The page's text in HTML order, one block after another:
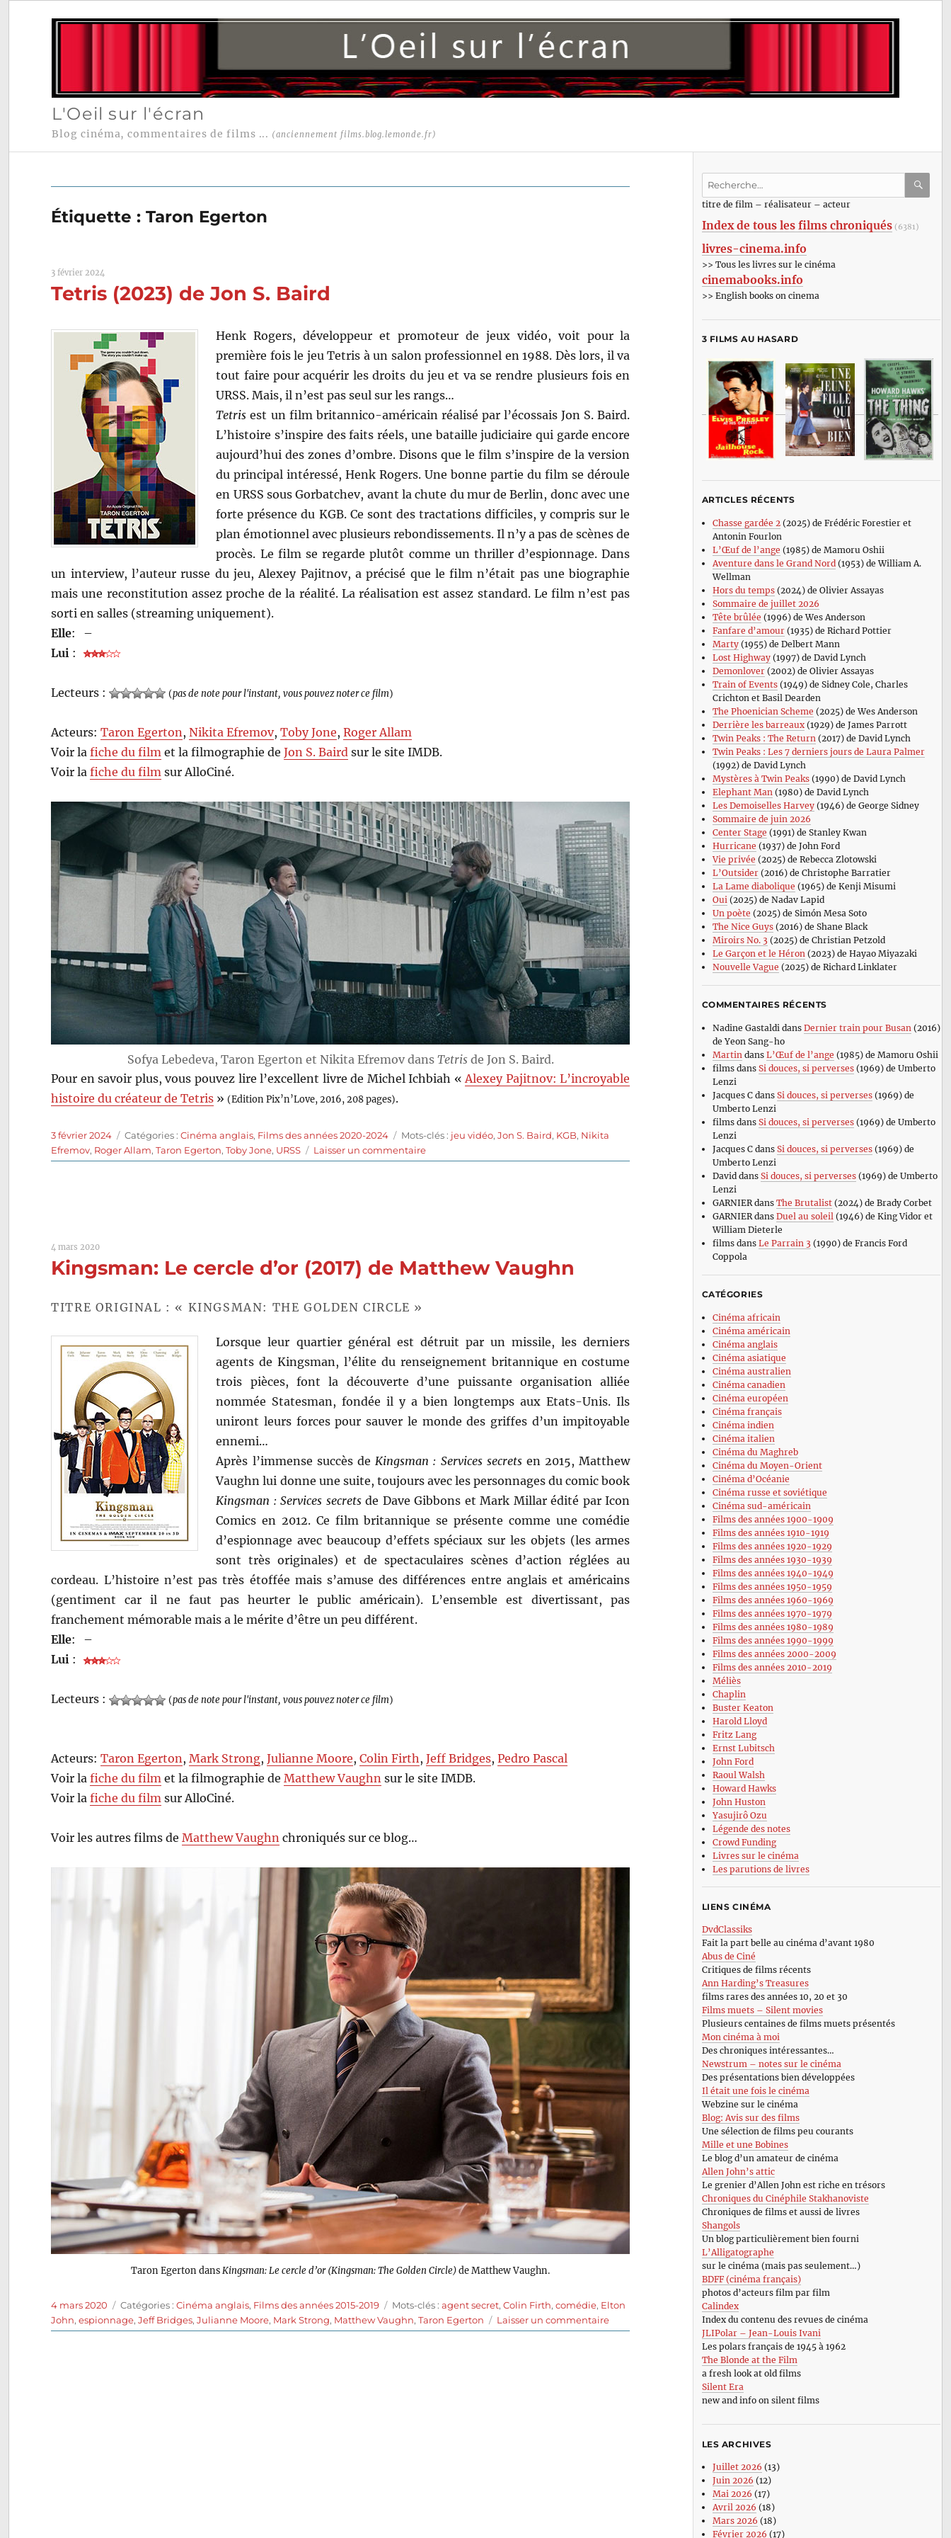
L'Oeil sur l'écran
Blog cinéma, commentaires de films ... (anciennement films.blog.lemonde.fr)
Étiquette :Taron Egerton
3 février 2024
Tetris (2023) de Jon S. Baird
Henk Rogers, développeur et promoteur de jeux vidéo, voit pour la
première fois le jeu Tetris à un salon professionnel en 1988. Dès lors, il va
tout faire pour acquérir les droits du jeu et va se rendre plusieurs fois en
URSS. Mais, il n’est pas seul sur les rangs…
Tetris est un film britannico-américain réalisé par l’écossais Jon S. Baird.
L’histoire s’inspire des faits réels, une bataille judiciaire qui garde encore
aujourd’hui des zones d’ombre. Disons que le film s’inspire de la version
du principal intéressé, Henk Rogers. Une bonne partie du film se déroule
en URSS sous Gorbatchev, avant la chute du mur de Berlin, donc avec une
forte présence du KGB. Ce sont des tractations difficiles, y compris sur le
plan émotionnel avec plusieurs rebondissements. Il n’y a pas de scènes de
procès. Le film se regarde plutôt comme un thriller d’espionnage. Dans
un interview, l’auteur russe du jeu, Alexey Pajitnov, a précisé que le film n’était pas une biographie
mais une reconstitution assez proche de la réalité. La réalisation est assez standard. Le film n’est pas
sorti en salles (streaming uniquement).
Elle:
–
Lui :
Lecteurs : (pas de note pour l'instant, vous pouvez noter ce film)
Acteurs:Taron Egerton ,Nikita Efremov,Toby Jone,Roger Allam
Voir lafiche du film et la filmographie deJon S. Baird sur le site IMDB.
Voir lafiche du film sur AlloCiné.
Sofya Lebedeva, Taron Egerton et Nikita Efremov dans Tetrisde Jon S. Baird.
Pour en savoir plus, vous pouvez lire l’excellent livre de Michel Ichbiah « Alexey Pajitnov: L’incroyable
histoire du créateur de Tetris »(Edition Pix’n’Love, 2016, 208 pages).
Publié
le
3 février 2024 Catégories
Catégories :Cinéma anglais, Films des années 2020-2024 Étiquettes
Mots-clés : jeu vidéo,Jon S. Baird, KGB, Nikita
Efremov, Roger Allam,Taron Egerton,Toby Jone, URSS Laisser un commentairesur
Tetris
4 mars 2020
Kingsman: Le cercle d’or (2017) de Matthew Vaughn
TITRE ORIGINAL : « KINGSMAN: THE GOLDEN CIRCLE »
Lorsque leur quartier général est détruit par un missile, les derniers
agents de Kingsman, l’élite du renseignement britannique en costume
trois pièces, font la découverte d’une puissante organisation alliée
nommée Statesman, fondée il y a bien longtemps aux Etats-Unis. Ils
uniront leurs forces pour sauver le monde des griffes d’un impitoyable
ennemi…
Après l’immense succès deKingsman : Services secretsen 2015, Matthew
Vaughn lui donne une suite, toujours avec les personnages du comic book
Kingsman : Services secretsde Dave Gibbons et Mark Millar édité par Icon
Comics en 2012. Ce film britannique se présente comme une comédie
d’espionnage avec beaucoup d’effets spéciaux sur les objets (les armes
sont très originales) et de spectaculaires scènes d’action réglées au
cordeau. L’histoire n’est pas très étoffée mais s’amuse des différences entre anglais et américains
(gentiment car il ne faut pas heurter le public américain). L’ensemble est divertissant, pas
franchement mémorable mais a le mérite d’être un peu différent.
Elle:
–
Lui :
Lecteurs : (pas de note pour l'instant, vous pouvez noter ce film)
Acteurs:Taron Egerton,Mark Strong,Julianne Moore,Colin Firth,Jeff Bridges,Pedro Pascal
Voir lafiche du film et la filmographie deMatthew Vaughn sur le site IMDB.
Voir lafiche du film sur AlloCiné.
Voir les autres films deMatthew Vaughn chroniqués sur ce blog…
Taron Egerton dans Kingsman: Le cercle d’or (Kingsman: The Golden Circle)de Matthew Vaughn.
Publié
le
4 mars 2020 Catégories
Catégories :Cinéma anglais, Films des années 2015-2019 Étiquettes
Mots-clés :agent secret,Colin Firth,comédie, Elton
John,espionnage,Jeff Bridges,Julianne Moore, Mark Strong, Matthew Vaughn,Taron Egerton Laisser un commentairesur
Kingsman:
Recherche
:titre de film – réalisateur – acteur
Index de tous les films chroniqués (6381)
livres-cinema.info
>> Tous les livres sur le cinéma
cinemabooks.info
>> English books on cinema
3 FILMS AU HASARD
ARTICLES RÉCENTS
Chasse gardée 2(2025) de Frédéric Forestier et
Antonin Fourlon
L’Œuf de l’ange (1985) de Mamoru Oshii
Aventure dans le Grand Nord(1953) de William A.
Wellman
Hors du temps(2024) de Olivier Assayas
Sommaire de juillet 2026
Tête brûlée (1996) de Wes Anderson
Fanfare d’amour(1935) de Richard Pottier
Marty(1955) de Delbert Mann
Lost Highway(1997) de David Lynch
Demonlover(2002) de Olivier Assayas
Train of Events(1949) de Sidney Cole, Charles
Crichton et Basil Dearden
The Phoenician Scheme (2025) de Wes Anderson
Derrière les barreaux(1929) de James Parrott
Twin Peaks : The Return(2017) de David Lynch
Twin Peaks : Les 7 derniers jours de Laura Palmer
(1992) de David Lynch
Mystères à Twin Peaks(1990) de David Lynch
Elephant Man(1980) de David Lynch
Les Demoiselles Harvey(1946) de George Sidney
Sommaire de juin 2026
Center Stage (1991) de Stanley Kwan
Hurricane (1937) de John Ford
Vie privée (2025) de Rebecca Zlotowski
L’Outsider(2016) de Christophe Barratier
La Lame diabolique (1965) de Kenji Misumi
Oui(2025) de Nadav Lapid
Un poète (2025) de Simón Mesa Soto
The Nice Guys(2016) de Shane Black
Miroirs No. 3 (2025) de Christian Petzold
Le Garçon et le Héron(2023) de Hayao Miyazaki
Nouvelle Vague (2025) de Richard Linklater
COMMENTAIRES RÉCENTS
Nadine Gastaldi dans Dernier train pour Busan (2016)
de Yeon Sang-ho
Martin dans L’Œuf de l’ange (1985) de Mamoru Oshii
filmsdans Si douces, si perverses(1969) de Umberto
Lenzi
Jacques Cdans Si douces, si perverses(1969) de
Umberto Lenzi
filmsdans Si douces, si perverses(1969) de Umberto
Lenzi
Jacques Cdans Si douces, si perverses(1969) de
Umberto Lenzi
David dans Si douces, si perverses(1969) de Umberto
Lenzi
GARNIERdans The Brutalist(2024) de Brady Corbet
GARNIERdans Duel au soleil (1946) de King Vidor et
William Dieterle
filmsdans Le Parrain 3 (1990) de Francis Ford
Coppola
CATÉGORIES
Cinéma africain
Cinéma américain
Cinéma anglais
Cinéma asiatique
Cinéma australien
Cinéma canadien
Cinéma européen
Cinéma français
Cinéma indien
Cinéma italien
Cinéma du Maghreb
Cinéma du Moyen-Orient
Cinéma d’Océanie
Cinéma russe et soviétique
Cinéma sud-américain
Films des années 1900-1909
Films des années 1910-1919
Films des années 1920-1929
Films des années 1930-1939
Films des années 1940-1949
Films des années 1950-1959
Films des années 1960-1969
Films des années 1970-1979
Films des années 1980-1989
Films des années 1990-1999
Films des années 2000-2009
Films des années 2010-2019
Méliès
Chaplin
Buster Keaton
Harold Lloyd
Fritz Lang
Ernst Lubitsch
John Ford
Raoul Walsh
Howard Hawks
John Huston
Yasujirô Ozu
Légende des notes
Crowd Funding
Livres sur le cinéma
Les parutions de livres
LIENS CINÉMA
DvdClassiks
Fait la part belle au cinéma d’avant 1980
Abus de Ciné
Critiques de films récents
Ann Harding’s Treasures
films rares des années 10, 20 et 30
Films muets – Silent movies
Plusieurs centaines de films muets présentés
Mon cinéma à moi
Des chroniques intéressantes…
Newstrum – notes sur le cinéma
Des présentations bien développées
Il était une fois le cinéma
Webzine sur le cinéma
Blog: Avis sur des films
Une sélection de films peu courants
Mille et une Bobines
Le blog d’un amateur de cinéma
Allen John’s attic
Le grenier d’Allen John est riche en trésors
Chroniques du Cinéphile Stakhanoviste
Chroniques de films et aussi de livres
Shangols
Un blog particulièrement bien fourni
L’Alligatographe
sur le cinéma (mais pas seulement…)
BDFF (cinéma français)
photos d’acteurs film par film
Calindex
Index du contenu des revues de cinéma
JLIPolar – Jean-Louis Ivani
Les polars français de 1945 à 1962
The Blonde at the Film
a fresh look at old films
Silent Era
new and info on silent films
LES ARCHIVES
Juillet 2026 (13)
Juin 2026 (12)
Mai 2026 (17)
Avril 2026 (18)
Mars 2026 (18)
Février 2026 (17)